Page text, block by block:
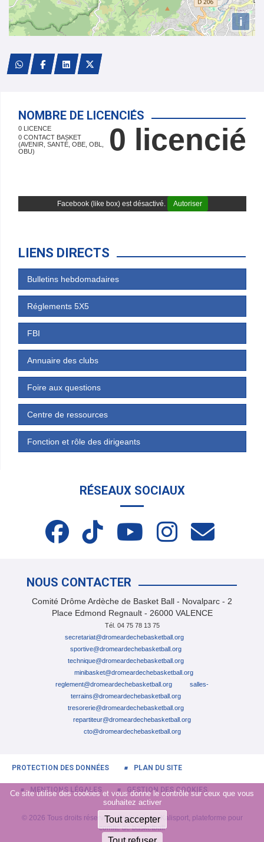
i
NOMBRE DE LICENCIÉS
0 LICENCE
0 CONTACT BASKET
(AVENIR, SANTÉ, OBE, OBL,
OBU)
0 licencié
Facebook (like box) est désactivé. Autoriser
LIENS DIRECTS
Bulletins hebdomadaires
Réglements 5X5
FBI
Annuaire des clubs
Foire aux questions
Centre de ressources
Fonction et rôle des dirigeants
RÉSEAUX SOCIAUX
NOUS CONTACTER
Comité Drôme Ardèche de Basket Ball - Novalparc - 2
Place Edmond Regnault - 26000 VALENCE
Tél. 04 75 78 13 75
secretariat@dromeardechebasketball.org
sportive@dromeardechebasketball.org
technique@dromeardechebasketball.org
minibasket@dromeardechebasketball.org
reglement@dromeardechebasketball.org
salles-
terrains@dromeardechebasketball.org
tresorerie@dromeardechebasketball.org
repartiteur@dromeardechebasketball.org
cto@dromeardechebasketball.org
PROTECTION DES DONNÉES PLAN DU SITE
MENTIONS LÉGALES GESTION DES COOKIES
© 2026 Tous droits réservés - Propulsé parKalisport, plateforme pour
comité de basketball
Ce site utilise des cookies et vous donne le contrôle sur ceux que vous
souhaitez activer
Tout accepter